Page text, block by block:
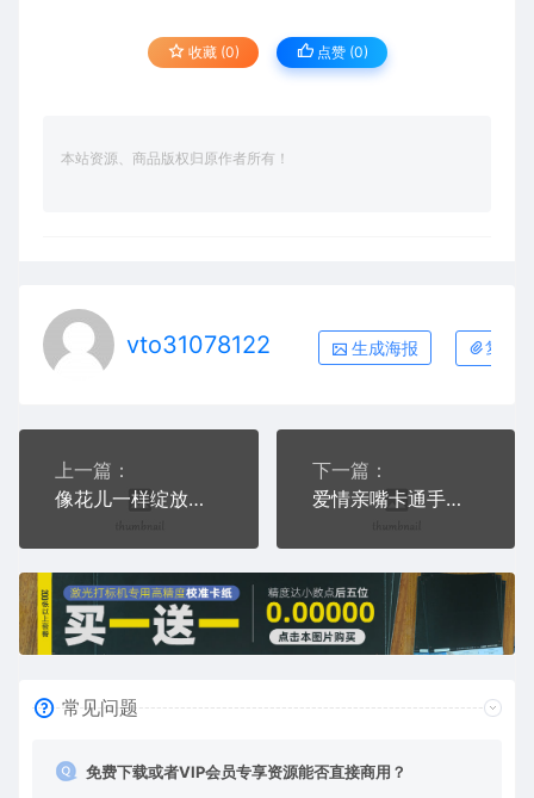
收藏 (0) 点赞 (0)
本站资源、商品版权归原作者所有！
vto31078122 生成海报 复制
上一篇：
像花儿一样绽放爱心KT卡通手机壳AI8.0格式激光打标文件通用矢量图
下一篇：
爱情亲嘴卡通手机壳AI8.0格式激光打标文件通用矢量图
常见问题
免费下载或者VIP会员专享资源能否直接商用？